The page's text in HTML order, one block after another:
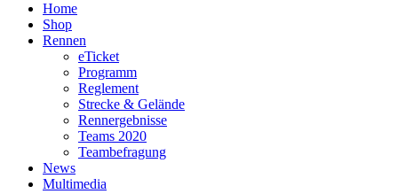
Home
Shop
Rennen
eTicket
Programm
Reglement
Strecke & Gelände
Rennergebnisse
Teams 2020
Teambefragung
News
Multimedia